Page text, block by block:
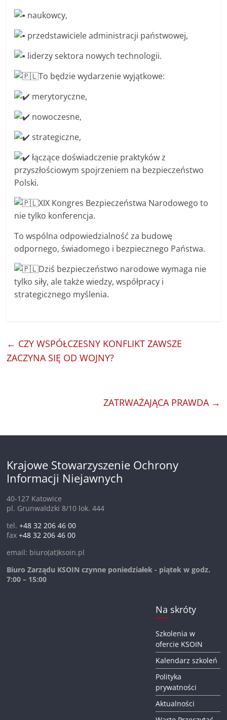
naukowcy,
przedstawiciele administracji państwowej,
liderzy sektora nowych technologii.
To będzie wydarzenie wyjątkowe:
merytoryczne,
nowoczesne,
strategiczne,
łączące doświadczenie praktyków z
przyszłościowym spojrzeniem na bezpieczeństwo
Polski.
XIX Kongres Bezpieczeństwa Narodowego to
nie tylko konferencja.
To wspólna odpowiedzialność za budowę
odpornego, świadomego i bezpiecznego Państwa.
Dziś bezpieczeństwo narodowe wymaga nie
tylko siły, ale także wiedzy, współpracy i
strategicznego myślenia.
← CZY WSPÓŁCZESNY KONFLIKT ZAWSZE
ZACZYNA SIĘ OD WOJNY?
ZATRWAŻAJĄCA PRAWDA →
Krajowe Stowarzyszenie Ochrony
Informacji Niejawnych
40-127 Katowice
pl. Grunwaldzki 8/10 lok. 444
tel.+48 32 206 46 00
fax+48 32 206 46 00
email: biuro(at)ksoin.pl
Biuro Zarządu KSOIN czynne poniedziałek - piątek w godz.
7:00 – 15:00
Na skróty
Szkolenia w
ofercie KSOIN
Kalendarz szkoleń
Polityka
prywatności
Aktualności